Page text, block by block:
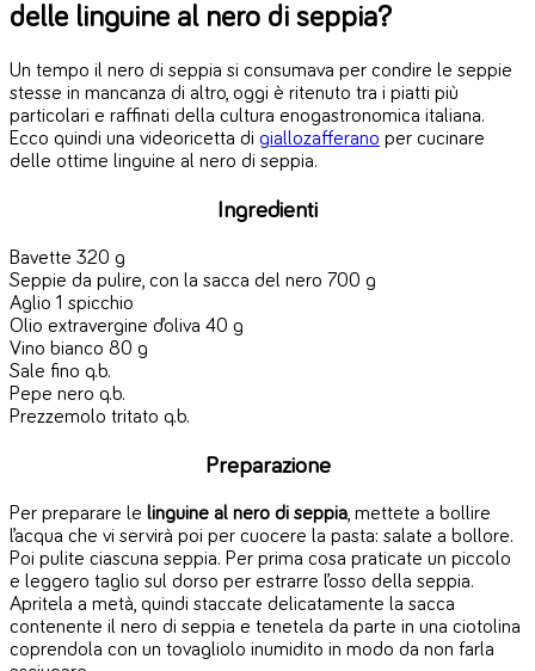
delle linguine al nero di seppia?
Un tempo il nero di seppia si consumava per condire le seppie
stesse in mancanza di altro, oggi è ritenuto tra i piatti più
particolari e raffinati della cultura enogastronomica italiana.
Ecco quindi una videoricetta di giallozafferano per cucinare
delle ottime linguine al nero di seppia.
Ingredienti
Bavette 320 g
Seppie da pulire, con la sacca del nero 700 g
Aglio 1 spicchio
Olio extravergine d’oliva 40 g
Vino bianco 80 g
Sale fino q.b.
Pepe nero q.b.
Prezzemolo tritato q.b.
Preparazione
Per preparare le linguine al nero di seppia, mettete a bollire
l’acqua che vi servirà poi per cuocere la pasta: salate a bollore.
Poi pulite ciascuna seppia. Per prima cosa praticate un piccolo
e leggero taglio sul dorso per estrarre l’osso della seppia.
Apritela a metà, quindi staccate delicatamente la sacca
contenente il nero di seppia e tenetela da parte in una ciotolina
coprendola con un tovagliolo inumidito in modo da non farla